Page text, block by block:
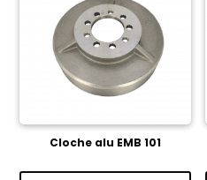
Cloche alu EMB 101